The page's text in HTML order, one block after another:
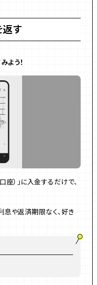
返す
よう！
）」に入金するだけで、
や返済期限なく、好き